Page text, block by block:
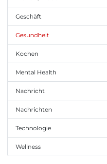
Geschäft
Gesundheit
Kochen
Mental Health
Nachricht
Nachrichten
Technologie
Wellness